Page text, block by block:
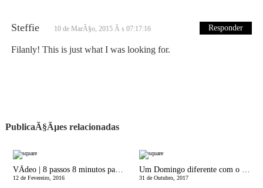
Steffie 10 de MarÃ§o, 2015 Ã s 07:17:16 Responder
Filanly! This is just what I was looking for.
PublicaÃ§Ãµes relacionadas
VÃ­deo | 8 passos 8 minutos para uma maquilhagem completa
12 de Fevereiro, 2016 31 de Outubro, 2017